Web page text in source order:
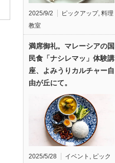
2025/9/2 ピックアップ, 料理
教室
満席御礼。マレーシアの国
民食「ナシレマッ」体験講
座、よみうりカルチャー自
由が丘にて。
2025/5/28 イベント , ピック